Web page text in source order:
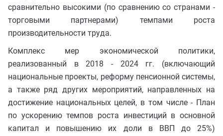
сравнительно высокими (по сравнению со странами -
торговыми партнерами) темпами роста
производительности труда.
Комплекс мер экономической политики,
реализованный в 2018 - 2024 гг. (включающий
национальные проекты, реформу пенсионной системы,
а также ряд других мероприятий, направленных на
достижение национальных целей, в том числе - План
по ускорению темпов роста инвестиций в основной
капитал и повышению их доли в ВВП до 25%)